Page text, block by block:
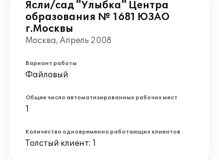
Ясли/сад "Улыбка" Центра
образования № 1681 ЮЗАО
г.Москвы
Москва, Апрель 2008
Вариант работы
Файловый
Общее число автоматизированных рабочих мест
1
Количество одновременно работающих клиентов
Толстый клиент: 1